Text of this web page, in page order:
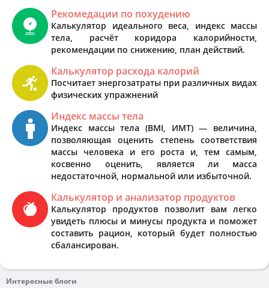
Рекомедации по похудению
Калькулятор идеального веса, индекс массы
тела, расчёт коридора калорийности,
рекомендации по снижению, план действий.
Калькулятор расхода калорий
Посчитает энергозатраты при различных видах
физических упражнений
Индекс массы тела
Индекс массы тела (BMI, ИМТ) — величина,
позволяющая оценить степень соответствия
массы человека и его роста и, тем самым,
косвенно оценить, является ли масса
недостаточной, нормальной или избыточной.
Калькулятор и анализатор продуктов
Калькулятор продуктов позволит вам легко
увидеть плюсы и минусы продукта и поможет
составить рацион, который будет полностью
сбалансирован.
Интересные блоги